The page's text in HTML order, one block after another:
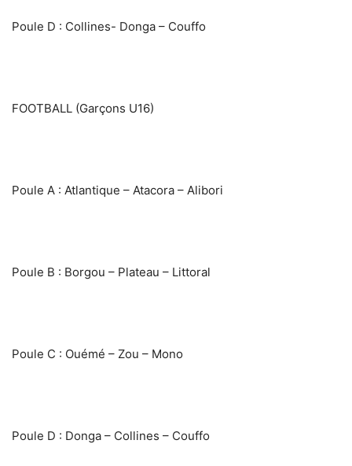
‎Poule D : Collines- Donga – Couffo
‎FOOTBALL (Garçons U16)
‎Poule A : Atlantique – Atacora – Alibori
‎Poule B : Borgou – Plateau – Littoral
‎Poule C : Ouémé – Zou – Mono
‎Poule D : Donga – Collines – Couffo